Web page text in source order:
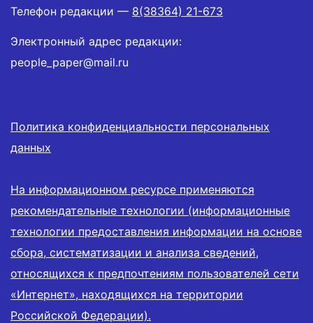
Телефон редакции — 8(38364) 21-673
Электронный адрес редакции:
people_paper@mail.ru
Политика конфиденциальности персональных
данных
На информационном ресурсе применяются
рекомендательные технологии (информационные
технологии предоставления информации на основе
сбора, систематизации и анализа сведений,
относящихся к предпочтениям пользователей сети
«Интернет», находящихся на территории
Российской Федерации).